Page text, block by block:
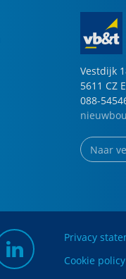
Vestdijk
5611 CZ
088-
Naar
Privacy
Cookie policy